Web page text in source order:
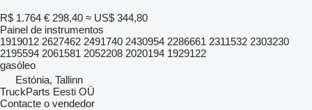
R$ 1.764 € 298,40 ≈ US$ 344,80
Painel de instrumentos
1919012 2627462 2491740 2430954 2286661 2311532 2303230
2195594 2061581 2052208 2020194 1929122
gasóleo
Estónia, Tallinn
TruckParts Eesti OÜ
Contacte o vendedor